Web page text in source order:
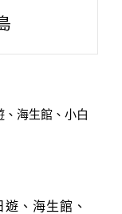
、海生館、